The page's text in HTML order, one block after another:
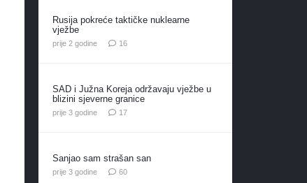
Rusija pokreće taktičke nuklearne
vježbe
prije 2 godine 16komentara
SAD i Južna Koreja održavaju vježbe u
blizini sjeverne granice
prije 3 godine 17komentara
Sanjao sam strašan san
prije 3 godine 60komentara